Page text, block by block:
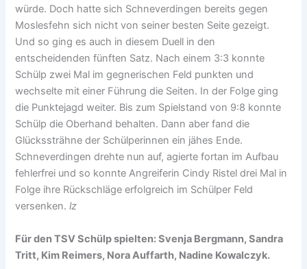
würde. Doch hatte sich Schneverdingen bereits gegen
Moslesfehn sich nicht von seiner besten Seite gezeigt.
Und so ging es auch in diesem Duell in den
entscheidenden fünften Satz. Nach einem 3:3 konnte
Schülp zwei Mal im gegnerischen Feld punkten und
wechselte mit einer Führung die Seiten. In der Folge ging
die Punktejagd weiter. Bis zum Spielstand von 9:8 konnte
Schülp die Oberhand behalten. Dann aber fand die
Glückssträhne der Schülperinnen ein jähes Ende.
Schneverdingen drehte nun auf, agierte fortan im Aufbau
fehlerfrei und so konnte Angreiferin Cindy Ristel drei Mal in
Folge ihre Rückschläge erfolgreich im Schülper Feld
versenken.lz
Für den TSV Schülp spielten: Svenja Bergmann, Sandra
Tritt, Kim Reimers, Nora Auffarth, Nadine Kowalczyk.